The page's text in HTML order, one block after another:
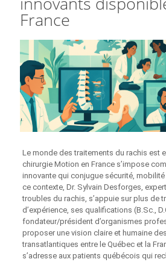
France
Le monde des traitements du rachis est
chirurgie Motion en France s’impose
innovante qui conjugue sécurité,
ce contexte, Dr. Sylvain Desforges,
troubles du rachis, s’appuie sur plus de
d’expérience, ses qualifications (B.Sc.,
fondateur/président d’organismes
proposer une vision claire et humaine
transatlantiques entre le Québec et la
s’adresse aux patients québécois qui